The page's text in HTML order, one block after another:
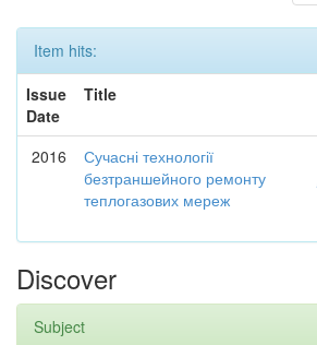
Item hits:
Issue
Date
Title
2016
Сучасні технології
безтраншейного ремонту
теплогазових мереж
Discover
Subject